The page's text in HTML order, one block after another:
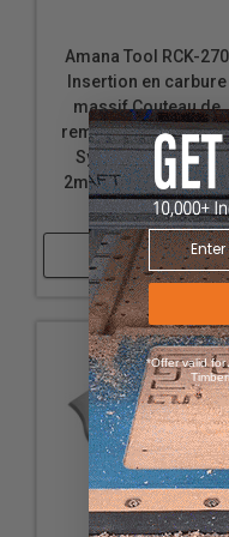
Amana Tool RCK-270
Insertion en carbure
massif Couteau de
remplacement
System 50 x 30.5 x
2mm Profil 8 - Vendu
par paire.
Acheter
*Offer valid for